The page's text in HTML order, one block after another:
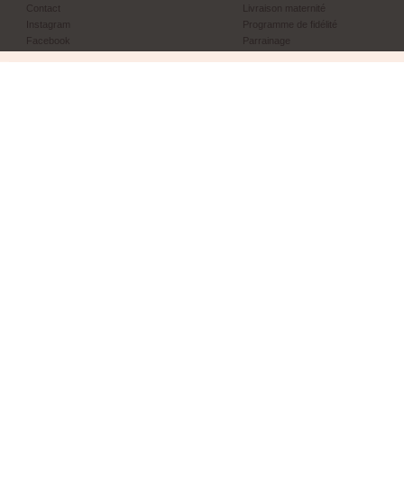
Contact
Instagram
Facebook
Livraison maternité
Programme de fidélité
Parrainage